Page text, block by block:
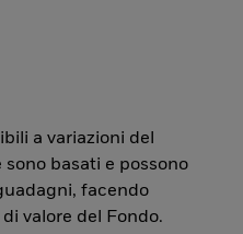
a variazioni del
basati e possono
facendo
valore del Fondo.